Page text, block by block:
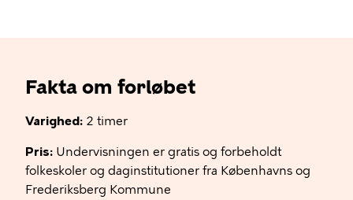
Fakta om forløbet
Varighed: 2 timer
Pris: Undervisningen er gratis og forbeholdt
folkeskoler og daginstitutioner fra Københavns og
Frederiksberg Kommune